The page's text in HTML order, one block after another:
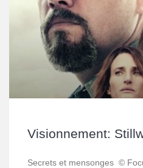
Visionnement:
Secrets et mensonges ©